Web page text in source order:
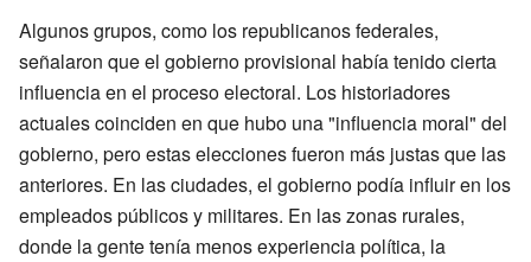
Algunos grupos, como los republicanos federales,
señalaron que el gobierno provisional había tenido cierta
influencia en el proceso electoral. Los historiadores
actuales coinciden en que hubo una "influencia moral" del
gobierno, pero estas elecciones fueron más justas que las
anteriores. En las ciudades, el gobierno podía influir en los
empleados públicos y militares. En las zonas rurales,
donde la gente tenía menos experiencia política, la